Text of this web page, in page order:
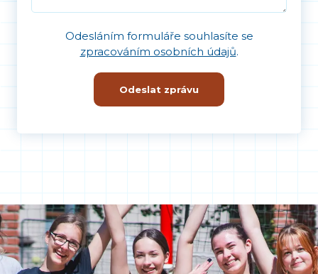
Odesláním formuláře souhlasíte se
zpracováním osobních údajů.
Odeslat zprávu